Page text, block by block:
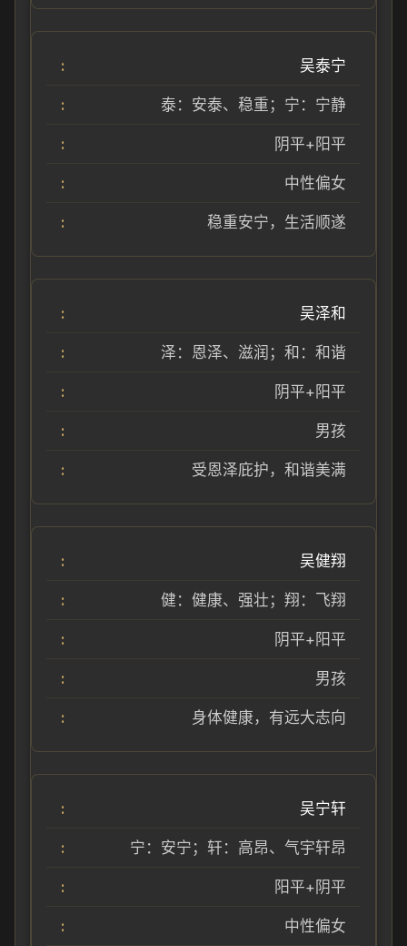
吴泰宁
泰：安泰、稳重；宁：宁静
阴平+阳平
中性偏女
稳重安宁，生活顺遂
吴泽和
泽：恩泽、滋润；和：和谐
阴平+阳平
男孩
受恩泽庇护，和谐美满
吴健翔
健：健康、强壮；翔：飞翔
阴平+阳平
男孩
身体健康，有远大志向
吴宁轩
宁：安宁；轩：高昂、气宇轩昂
阳平+阴平
中性偏女